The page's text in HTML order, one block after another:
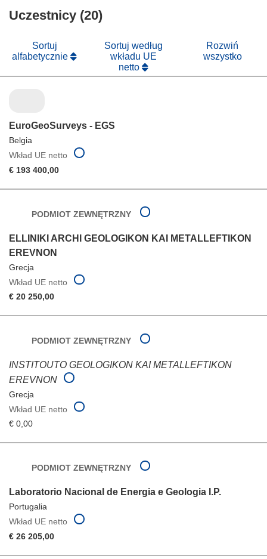
nowym
Uczestnicy (20)
Sortuj
alfabetycznie
Sortuj według
wkładu UE
netto
Rozwiń
wszystko
EuroGeoSurveys - EGS
Belgia
Wkład UE netto
€ 193 400,00
PODMIOT ZEWNĘTRZNY
ELLINIKI ARCHI GEOLOGIKON KAI METALLEFTIKON
EREVNON
Grecja
Wkład UE netto
€ 20 250,00
PODMIOT ZEWNĘTRZNY
INSTITOUTO GEOLOGIKON KAI METALLEFTIKON
EREVNON
Grecja
Wkład UE netto
€ 0,00
PODMIOT ZEWNĘTRZNY
Laboratorio Nacional de Energia e Geologia I.P.
Portugalia
Wkład UE netto
€ 26 205,00